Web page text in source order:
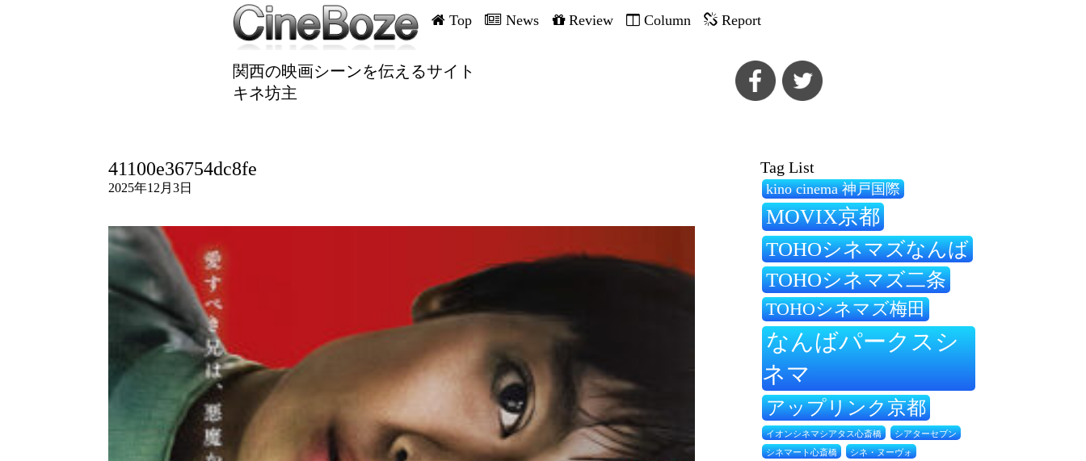
Top News Review Column Report
関西の映画シーンを伝えるサイト
キネ坊主
41100e36754dc8fe
2025年12月3日
Tag List
kino cinema 神戸国際
MOVIX京都
TOHOシネマズなんば
TOHOシネマズ二条
TOHOシネマズ梅田
なんばパークスシ
ネマ
アップリンク京都
イオンシネマシアタス心斎橋 シアターセブン
シネマート心斎橋 シネ・ヌーヴォ